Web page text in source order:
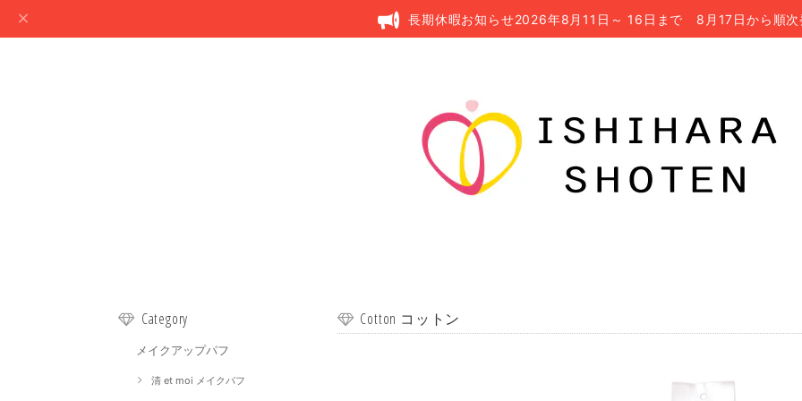
長期休暇お知らせ2026年8月11日～ 16日まで 8月17日から順次
Category
メイクアップパフ
清 et moi メイクパフ
Cotton コットン